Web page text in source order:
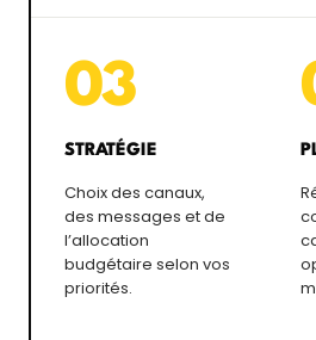
03
STRATÉGIE
Choix des canaux,
des messages et de
l’allocation
budgétaire selon vos
priorités.